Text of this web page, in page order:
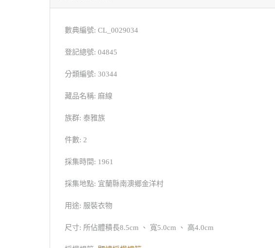
數典編號: CL_0029034
登記總號: 04845
分類編號: 30344
藏品名稱: 麻線
族群: 泰雅族
件數: 2
採集時間: 1961
採集地點: 宜蘭縣南澳鄉金洋村
用途: 服裝衣物
尺寸: 所佔體積長8.5cm 、 寬5.0cm 、 高4.0cm